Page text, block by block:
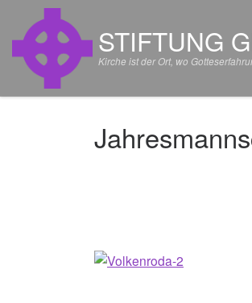
Zum Inhalt springenSTIFTUNG
Kirche ist der Ort, wo